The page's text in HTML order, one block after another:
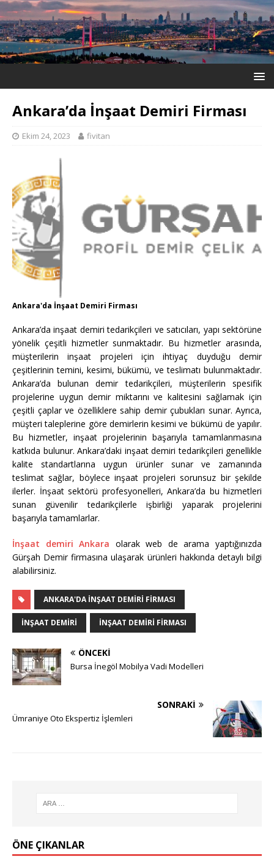
Ankara’da İnşaat Demiri Firması
Ekim 24, 2023 fivitan
Ankara'da İnşaat Demiri Firması
Ankara’da inşaat demiri tedarikçileri ve satıcıları, yapı sektörüne
yönelik çeşitli hizmetler sunmaktadır. Bu hizmetler arasında,
müşterilerin inşaat projeleri için ihtiyaç duyduğu demir
çeşitlerinin temini, kesimi, bükümü, ve teslimatı bulunmaktadır.
Ankara’da bulunan demir tedarikçileri, müşterilerin spesifik
projelerine uygun demir miktarını ve kalitesini sağlamak için
çeşitli çaplar ve özelliklere sahip demir çubukları sunar. Ayrıca,
müşteri taleplerine göre demirlerin kesimi ve bükümü de yapılır.
Bu hizmetler, inşaat projelerinin başarıyla tamamlanmasına
katkıda bulunur. Ankara’daki inşaat demiri tedarikçileri genellikle
kalite standartlarına uygun ürünler sunar ve zamanında
teslimat sağlar, böylece inşaat projeleri sorunsuz bir şekilde
ilerler. İnşaat sektörü profesyonelleri, Ankara’da bu hizmetleri
sunan güvenilir tedarikçilerle işbirliği yaparak projelerini
başarıyla tamamlarlar.
İnşaat demiri Ankara olarak web de arama yaptığınızda
Gürşah Demir firmasına ulaşarak ürünleri hakkında detaylı bilgi
alabilirsiniz.
ANKARA'DA İNŞAAT DEMIRI FIRMASI
İNŞAAT DEMİRİ INŞAAT DEMIRI FIRMASI
ÖNCEKI
Bursa İnegöl Mobilya Vadi Modelleri
SONRAKI
Ümraniye Oto Ekspertiz İşlemleri
ÖNE ÇIKANLAR